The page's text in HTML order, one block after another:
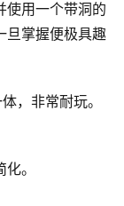
使用一个带洞的
旦掌握便极具趣
，非常耐玩。
。